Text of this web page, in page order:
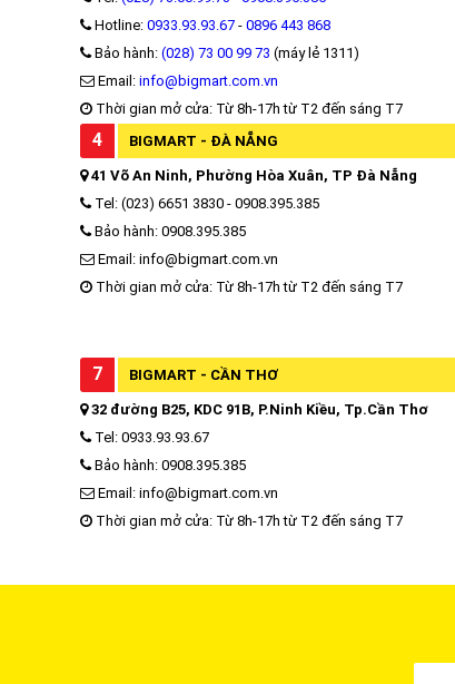
Hotline: 0933.93.93.67 - 0896 443 868
Bảo hành: (028) 73 00 99 73 (máy lẻ 1311)
Email: info@bigmart.com.vn
Thời gian mở cửa: Từ 8h-17h từ T2 đến sáng T7
4 BIGMART - ĐÀ NẴNG
41 Võ An Ninh, Phường Hòa Xuân, TP Đà Nẵng
Tel: (023) 6651 3830 - 0908.395.385
Bảo hành: 0908.395.385
Email: info@bigmart.com.vn
Thời gian mở cửa: Từ 8h-17h từ T2 đến sáng T7
7 BIGMART - CẦN THƠ
32 đường B25, KDC 91B, P.Ninh Kiều, Tp.Cần Thơ
Tel: 0933.93.93.67
Bảo hành: 0908.395.385
Email: info@bigmart.com.vn
Thời gian mở cửa: Từ 8h-17h từ T2 đến sáng T7